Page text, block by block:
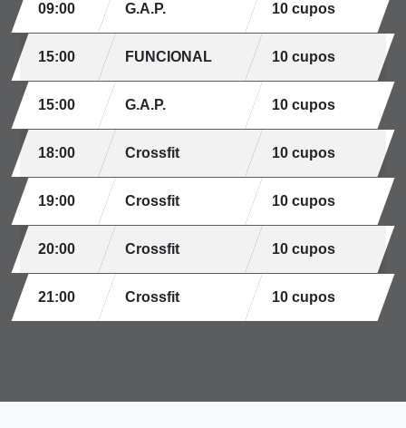
09:00 G.A.P. 10 cupos
15:00 FUNCIONAL 10 cupos
15:00 G.A.P. 10 cupos
18:00 Crossfit 10 cupos
19:00 Crossfit 10 cupos
20:00 Crossfit 10 cupos
21:00 Crossfit 10 cupos